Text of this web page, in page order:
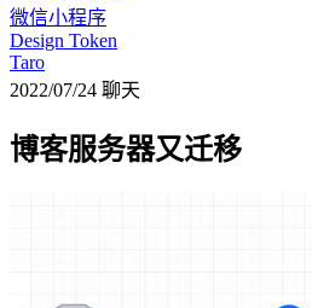
微信小程序
Design Token
Taro
2022/07/24 聊天
博客服务器又迁移